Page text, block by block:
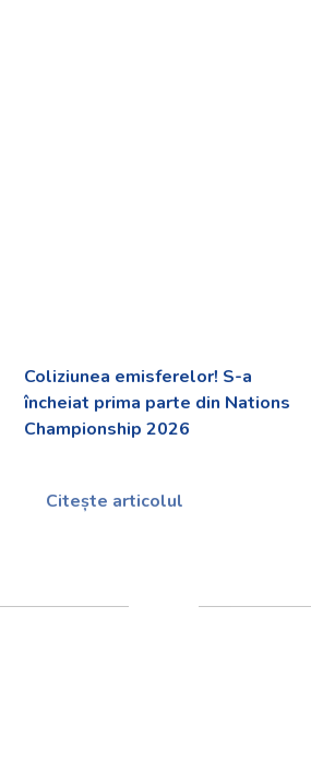
Coliziunea emisferelor! S-a
încheiat prima parte din Nations
Championship 2026
Citește articolul